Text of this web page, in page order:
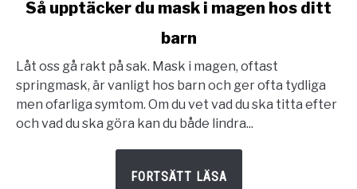
upptäcker
mask
Så upptäcker du mask i magen hos ditt
barn
Låt oss gå rakt på sak. Mask i magen, oftast
springmask, är vanligt hos barn och ger ofta tydliga
men ofarliga symtom. Om du vet vad du ska titta efter
och vad du ska göra kan du både lindra...